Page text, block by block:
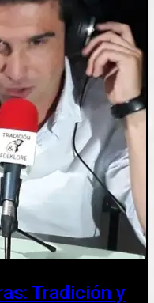
Tradición y